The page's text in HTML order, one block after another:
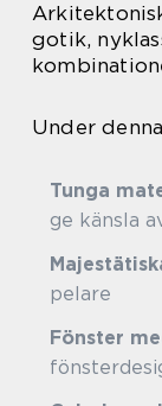
gotik,
Under
Tunga
ge känsla
pelare
Fönster